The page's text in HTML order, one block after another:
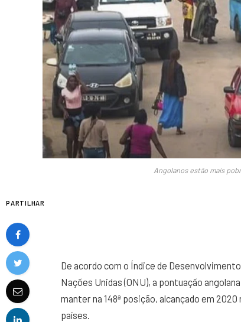
Angolanos estão mais
PARTILHAR
De acordo com o Índice de
Nações Unidas (ONU), a pontuação
manter na 148ª posição, alcançado em
países.